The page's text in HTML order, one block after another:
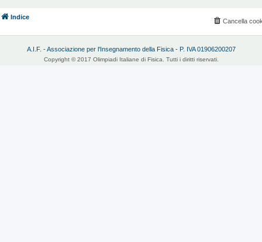
Indice
Cancella
A.I.F. - Associazione per l'Insegnamento della Fisica - P. IVA 01906200207
Copyright © 2017 Olimpiadi Italiane di Fisica. Tutti i diritti riservati.